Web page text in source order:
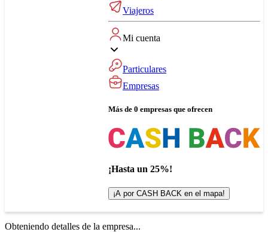
Viajeros
Mi cuenta
Particulares
Empresas
Más de 0 empresas que ofrecen
¡Hasta un 25%!
¡A por CASH BACK en el mapa!
Obteniendo detalles de la empresa...